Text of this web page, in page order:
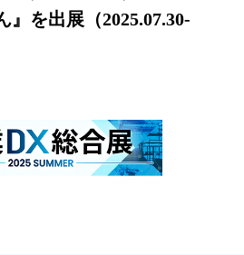
を出展（2025.07.30-